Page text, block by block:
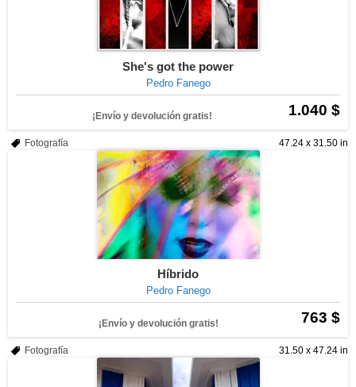
She's got the power
Pedro Fanego
1.040 $
¡Envío y devolución gratis!
47.24 x 31.50 in
Fotografía
Híbrido
Pedro Fanego
763 $
¡Envío y devolución gratis!
31.50 x 47.24 in
Fotografía